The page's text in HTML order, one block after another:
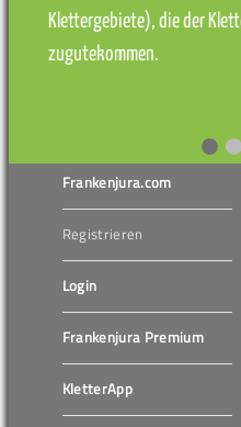
Klettergebiete), die der
zugutekommen.
Frankenjura.com
Registrieren
Login
Frankenjura Premium
KletterApp